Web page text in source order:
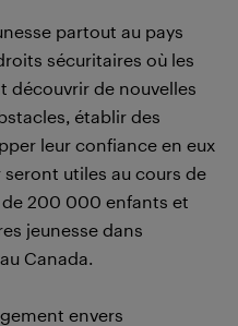
partout au pays
sécuritaires où les
découvrir de nouvelles
établir des
leur confiance en eux
utiles au cours de
de 200 000 enfants et
jeunesse dans
Canada.
envers